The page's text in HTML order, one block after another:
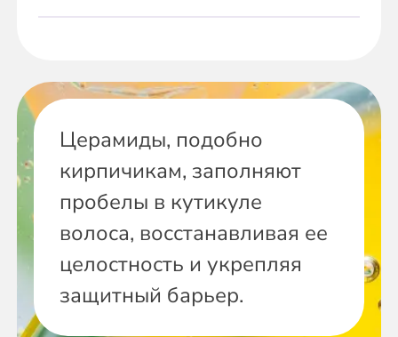
Церамиды, подобно
кирпичикам, заполняют
пробелы в кутикуле
волоса, восстанавливая ее
целостность и укрепляя
защитный барьер.